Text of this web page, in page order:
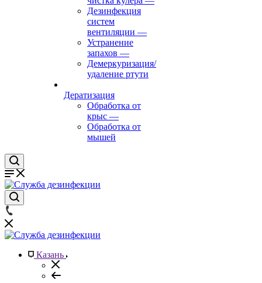
Дезинфекция
систем
вентиляции —
Устранение
запахов —
Демеркуризация/
удаление ртути
Дератизация
Обработка от
крыс —
Обработка от
мышей
Казань